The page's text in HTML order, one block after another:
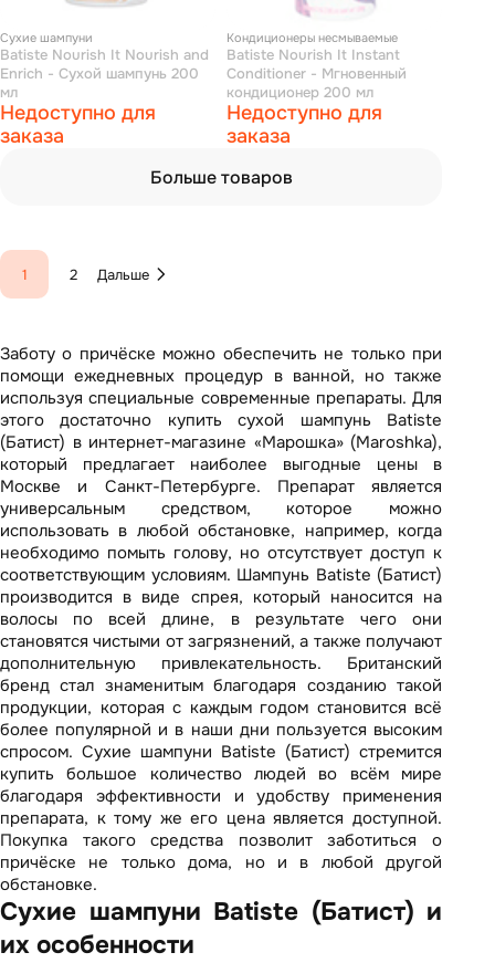
Сухие шампуни
Batiste Nourish It Nourish and
Enrich - Сухой шампунь 200
мл
Недоступно для
заказа
Кондиционеры несмываемые
Batiste Nourish It Instant
Conditioner - Мгновенный
кондиционер 200 мл
Недоступно для
заказа
Больше товаров
1 2 Дальше
Заботу о причёске можно обеспечить не только при
помощи ежедневных процедур в ванной, но также
используя специальные современные препараты. Для
этого достаточно купить сухой шампунь Batiste
(Батист) в интернет-магазине «Марошка» (Maroshka),
который предлагает наиболее выгодные цены в
Москве и Санкт-Петербурге. Препарат является
универсальным средством, которое можно
использовать в любой обстановке, например, когда
необходимо помыть голову, но отсутствует доступ к
соответствующим условиям. Шампунь Batiste (Батист)
производится в виде спрея, который наносится на
волосы по всей длине, в результате чего они
становятся чистыми от загрязнений, а также получают
дополнительную привлекательность. Британский
бренд стал знаменитым благодаря созданию такой
продукции, которая с каждым годом становится всё
более популярной и в наши дни пользуется высоким
спросом. Сухие шампуни Batiste (Батист) стремится
купить большое количество людей во всём мире
благодаря эффективности и удобству применения
препарата, к тому же его цена является доступной.
Покупка такого средства позволит заботиться о
причёске не только дома, но и в любой другой
обстановке.
Сухие шампуни Batiste (Батист) и
их особенности